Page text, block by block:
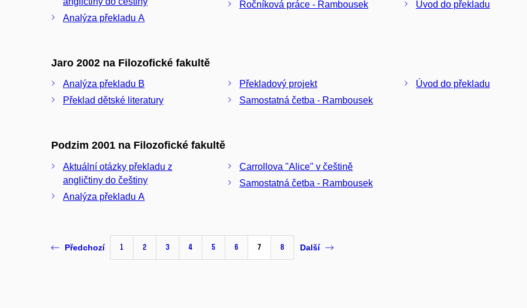
Analýza překladu A
Ročníková práce - Rambousek
Úvod do překladu
Jaro 2002 na Filozofické fakultě
Analýza překladu B
Překlad dětské literatury
Překladový projekt
Samostatná četba - Rambousek
Úvod do překladu
Podzim 2001 na Filozofické fakultě
Aktuální otázky překladu z
angličtiny do češtiny
Analýza překladu A
Carrollova "Alice" v češtině
Samostatná četba - Rambousek
Předchozí 1 2 3 4 5 6 7 8 Další